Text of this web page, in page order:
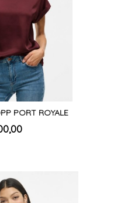
PORT ROYALE
mva.